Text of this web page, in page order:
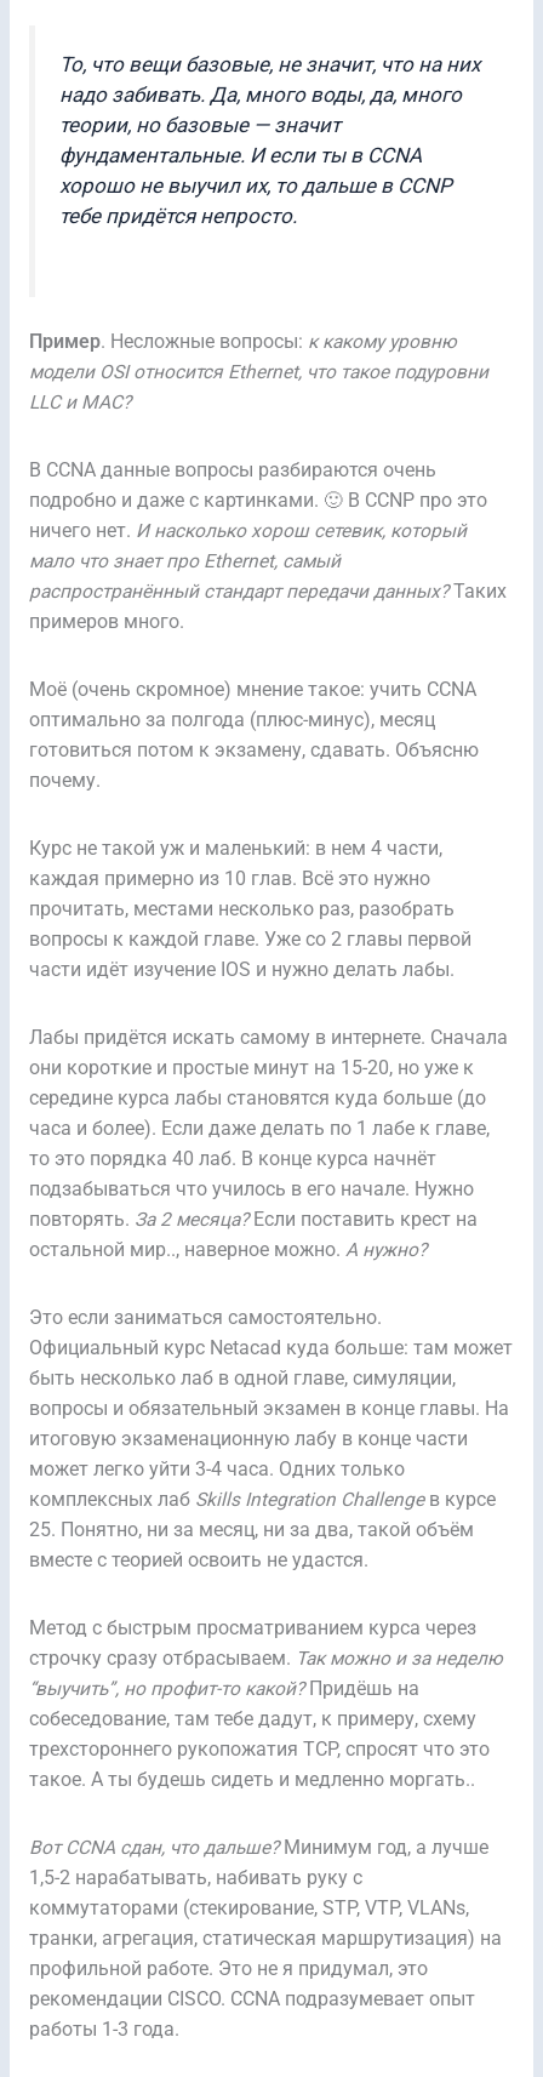
То, что вещи базовые, не значит, что на них
надо забивать. Да, много воды, да, много
теории, но базовые — значит
фундаментальные. И если ты в CCNA
хорошо не выучил их, то дальше в CCNP
тебе придётся непросто.
Пример. Несложные вопросы: к какому уровню
модели OSI относится Ethernet, что такое подуровни
LLC и MAC?
В CCNA данные вопросы разбираются очень
подробно и даже с картинками. 🙂 В CCNP про это
ничего нет. И насколько хорош сетевик, который
мало что знает про Ethernet, самый
распространённый стандарт передачи данных?Таких
примеров много.
Моё (очень скромное) мнение такое: учить CCNA
оптимально за полгода (плюс-минус), месяц
готовиться потом к экзамену, сдавать. Объясню
почему.
Курс не такой уж и маленький: в нем 4 части,
каждая примерно из 10 глав. Всё это нужно
прочитать, местами несколько раз, разобрать
вопросы к каждой главе. Уже со 2 главы первой
части идёт изучение IOS и нужно делать лабы.
Лабы придётся искать самому в интернете. Сначала
они короткие и простые минут на 15-20, но уже к
середине курса лабы становятся куда больше (до
часа и более). Если даже делать по 1 лабе к главе,
то это порядка 40 лаб. В конце курса начнёт
подзабываться что училось в его начале. Нужно
повторять. За 2 месяца?Если поставить крест на
остальной мир.., наверное можно. А нужно?
Это если заниматься самостоятельно.
Официальный курс Netacad куда больше: там может
быть несколько лаб в одной главе, симуляции,
вопросы и обязательный экзамен в конце главы. На
итоговую экзаменационную лабу в конце части
может легко уйти 3-4 часа. Одних только
комплексных лаб Skills Integration Challengeв курсе
25. Понятно, ни за месяц, ни за два, такой объём
вместе с теорией освоить не удастся.
Метод с быстрым просматриванием курса через
строчку сразу отбрасываем. Так можно и за неделю
“выучить”, но профит-то какой?Придёшь на
собеседование, там тебе дадут, к примеру, схему
трехстороннего рукопожатия TCP, спросят что это
такое. А ты будешь сидеть и медленно моргать..
Вот CCNA сдан, что дальше?Минимум год, а лучше
1,5-2 нарабатывать, набивать руку с
коммутаторами (стекирование, STP, VTP, VLANs,
транки, агрегация, статическая маршрутизация) на
профильной работе. Это не я придумал, это
рекомендации CISCO. CCNA подразумевает опыт
работы 1-3 года.